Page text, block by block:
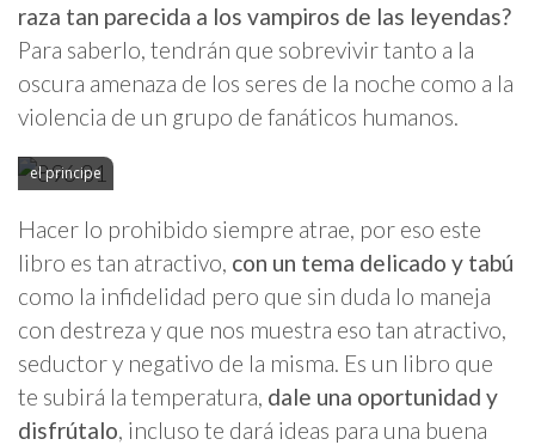
raza tan parecida a los vampiros de las leyendas?
Para saberlo, tendrán que sobrevivir tanto a la
oscura amenaza de los seres de la noche como a la
violencia de un grupo de fanáticos humanos.
el principe
Hacer lo prohibido siempre atrae, por eso este
libro es tan atractivo, con un tema delicado y tabú
como la infidelidad pero que sin duda lo maneja
con destreza y que nos muestra eso tan atractivo,
seductor y negativo de la misma. Es un libro que
te subirá la temperatura, dale una oportunidad y
disfrútalo, incluso te dará ideas para una buena